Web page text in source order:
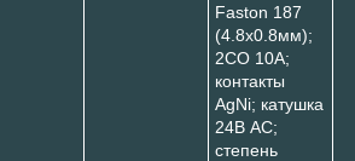
Faston 187
(4.8х0.8мм);
2CO 10A;
контакты
AgNi; катушка
24В AC;
степень